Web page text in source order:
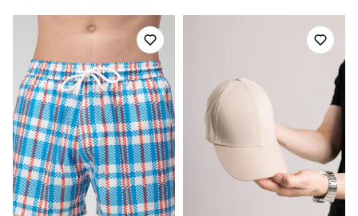
Призначення
Стиль повсякденний
Сезон літо
Склад тканини 45% льон, 35% бавовна, 20% віскоза
Країна - виробник україна